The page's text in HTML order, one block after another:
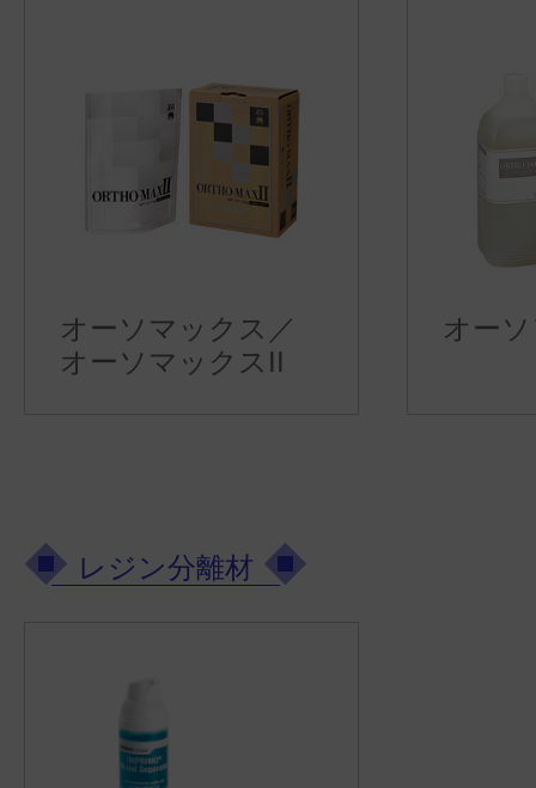
オーソマックス／
オーソマックスII
オー
レジン分離材